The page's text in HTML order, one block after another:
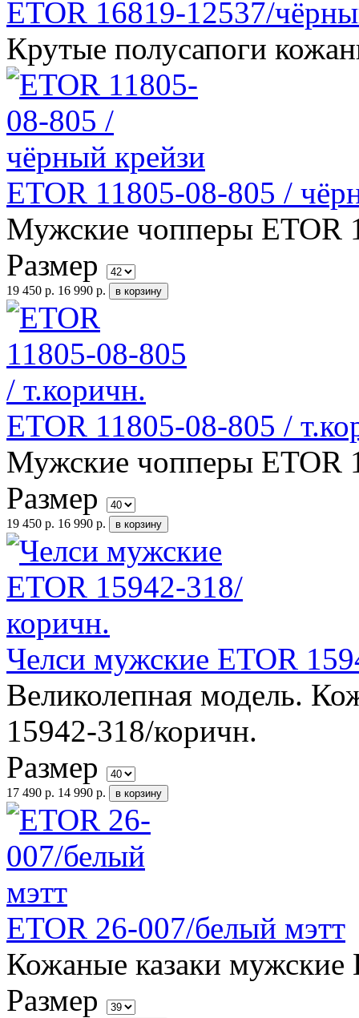
ETOR 16819-12537/
Крутые полусапоги
ETOR 11805-08-805 /
Мужские чопперы ETOR
Размер
19 450 р. 16 990 р.
ETOR 11805-08-805 /
Мужские чопперы ETOR
Размер
19 450 р. 16 990 р.
Челси мужские ETOR
Великолепная модель.
15942-318/коричн.
Размер
17 490 р. 14 990 р.
ETOR 26-007/белый мэтт
Кожаные казаки
Размер